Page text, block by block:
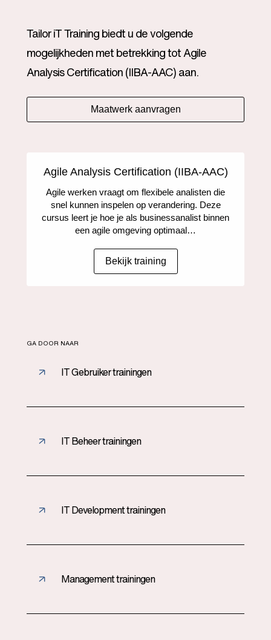
Tailor iT Training biedt u de volgende
mogelijkheden met betrekking tot Agile
Analysis Certification (IIBA-AAC) aan.
Maatwerk aanvragen
Agile Analysis Certification (IIBA-AAC)
Agile werken vraagt om flexibele analisten die
snel kunnen inspelen op verandering. Deze
cursus leert je hoe je als businessanalist binnen
een agile omgeving optimaal…
Bekijk training
GA DOOR NAAR
IT Gebruiker trainingen
IT Beheer trainingen
IT Development trainingen
Management trainingen